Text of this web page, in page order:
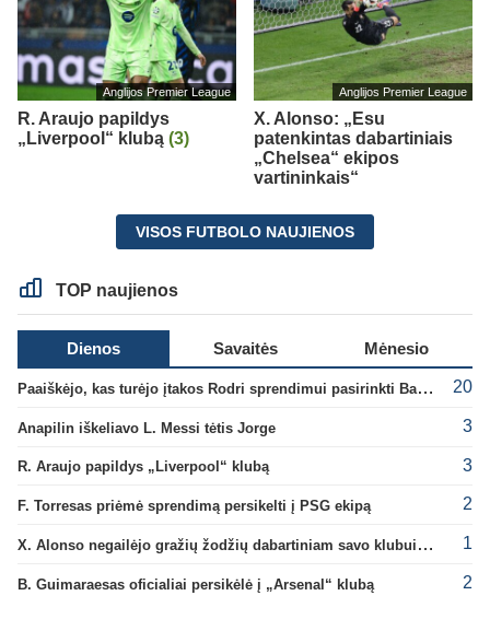
Anglijos Premier League
R. Araujo papildys
„Liverpool“ klubą (3)
Anglijos Premier League
X. Alonso: „Esu
patenkintas dabartiniais
„Chelsea“ ekipos
vartininkais“
VISOS FUTBOLO NAUJIENOS
TOP naujienos
Dienos Savaitės Mėnesio
Paaiškėjo, kas turėjo įtakos Rodri sprendimui pasirinkti Barselonos pusę 20
Anapilin iškeliavo L. Messi tėtis Jorge 3
R. Araujo papildys „Liverpool“ klubą 3
F. Torresas priėmė sprendimą persikelti į PSG ekipą 2
X. Alonso negailėjo gražių žodžių dabartiniam savo klubui „Chelsea“ 1
B. Guimaraesas oficialiai persikėlė į „Arsenal“ klubą 2